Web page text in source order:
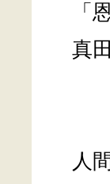
「
真
人